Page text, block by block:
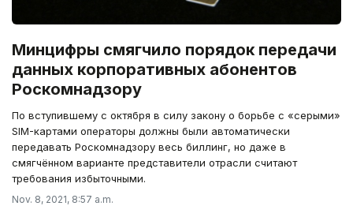
Минцифры смягчило порядок передачи
данных корпоративных абонентов
Роскомнадзору
По вступившему с октября в силу закону о борьбе с «серыми»
SIM-картами операторы должны были автоматически
передавать Роскомнадзору весь биллинг, но даже в
смягчённом варианте представители отрасли считают
требования избыточными.
Nov. 8, 2021, 8:57 a.m.